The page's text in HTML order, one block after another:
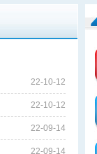
22-10-12
22-10-12
22-09-14
22-09-14